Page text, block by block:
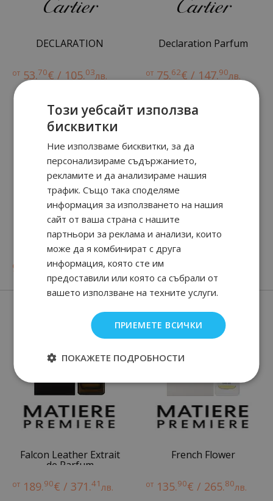
DECLARATION
от 53.70€ / 105.03лв.
Declaration Parfum
от 75.62€ / 147.90лв.
Pasha de Parfum
€ / 207. 12лв.
94. € / 185.61лв.
DECLARATION
от 53.
Falcon Leather Extrait
de Parfum
от 189.90€ / 371.41лв.
French Flower
от 135.90€ / 265.80лв.
Този уебсайт използва
бисквитки
Ние използваме бисквитки, за да
персонализираме съдържанието,
рекламите и да анализираме нашия
трафик. Също така споделяме
информация за използването на нашия
сайт от ваша страна с нашите
партньори за реклама и анализи, които
може да я комбинират с друга
информация, която сте им
предоставили или която са събрали от
вашето използване на техните услуги.
ПРИЕМЕТЕ ВСИЧКИ
ПОКАЖЕТЕ ПОДРОБНОСТИ